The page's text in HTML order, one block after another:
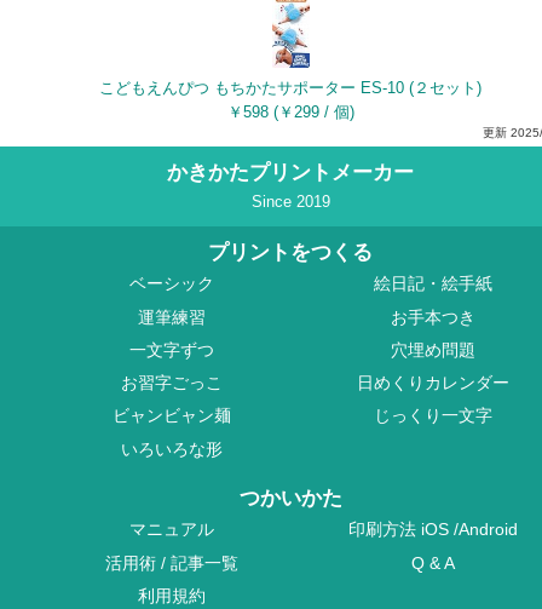
こどもえんぴつ もちかたサポーター ES-10 (２セット)
￥598 (￥299 / 個)
更新
かきかたプリントメーカー
Since 2019
プリントをつくる
ベーシック
絵日記・絵手紙
運筆練習
お手本つき
一文字ずつ
穴埋め問題
お習字ごっこ
日めくりカレンダー
ビャンビャン麺
じっくり一文字
いろいろな形
つかいかた
マニュアル 印刷方法 iOS /Android
活用術 /記事一覧
Q & A
利用規約